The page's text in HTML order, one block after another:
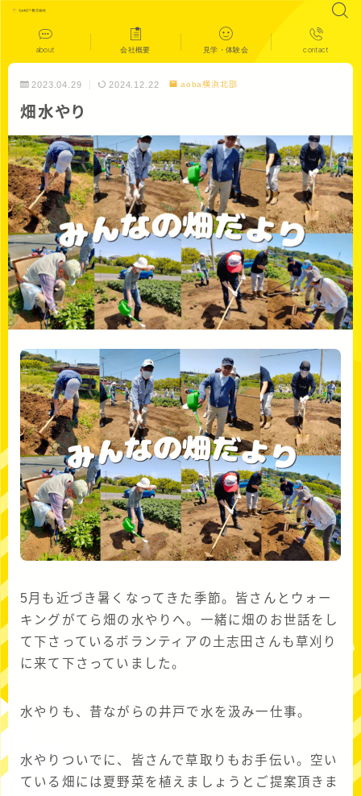
about 会社概要 見学・体験会 contact
2023.04.29 2024.12.22 aoba横浜北部
畑水やり
5月も近づき暑くなってきた季節。皆さんとウォー
キングがてら畑の水やりへ。一緒に畑のお世話をし
て下さっているボランティアの土志田さんも草刈り
に来て下さっていました。
水やりも、昔ながらの井戸で水を汲み一仕事。
水やりついでに、皆さんで草取りもお手伝い。空い
ている畑には夏野菜を植えましょうとご提案頂きま